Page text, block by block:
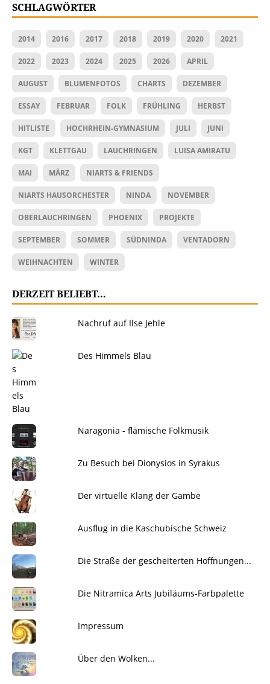
SCHLAGWÖRTER
2014 2016 2017 2018 2019 2020 2021
2022 2023 2024 2025 2026 APRIL
AUGUST BLUMENFOTOS CHARTS DEZEMBER
ESSAY FEBRUAR FOLK FRÜHLING HERBST
HITLISTE HOCHRHEIN-GYMNASIUM JULI JUNI
KGT KLETTGAU LAUCHRINGEN LUISA AMIRATU
MAI MÄRZ NIARTS & FRIENDS
NIARTS HAUSORCHESTER NINDA NOVEMBER
OBERLAUCHRINGEN PHOENIX PROJEKTE
SEPTEMBER SOMMER SÜDNINDA VENTADORN
WEIHNACHTEN WINTER
DERZEIT BELIEBT…
Nachruf auf Ilse Jehle
Des Himmels Blau
Naragonia - flämische Folkmusik
Zu Besuch bei Dionysios in Syrakus
Der virtuelle Klang der Gambe
Ausflug in die Kaschubische Schweiz
Die Straße der gescheiterten Hoffnungen...
Die Nitramica Arts Jubiläums-Farbpalette
Impressum
Über den Wolken...